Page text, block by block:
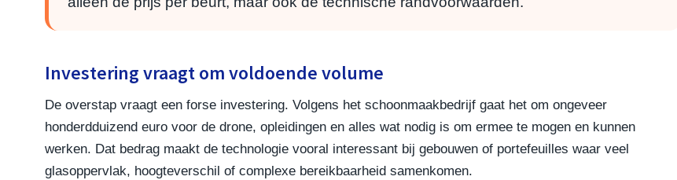
Investering vraagt om voldoende volume
De overstap vraagt een forse investering. Volgens het schoonmaakbedrijf gaat het om ongeveer
honderdduizend euro voor de drone, opleidingen en alles wat nodig is om ermee te mogen en kunnen
werken. Dat bedrag maakt de technologie vooral interessant bij gebouwen of portefeuilles waar veel
glasoppervlak, hoogteverschil of complexe bereikbaarheid samenkomen.